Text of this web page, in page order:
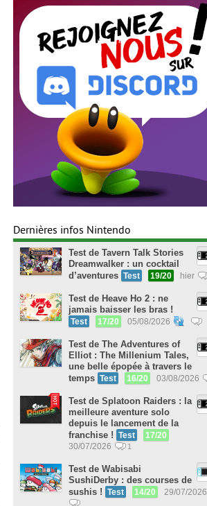
Dernières infos Nintendo
Test de Tavern Talk Stories
Dreamwalker : un cocktail
d’aventures Test 19/20 hier
Test de Heave Ho 2 : ne
jamais baisser les bras !
Test 17/20 05/08/2026
Test de The Adventures of
Elliot : The Millenium Tales,
une belle épopée à travers le
temps Test 16/20 03/08/2026
Test de Splatoon Raiders : la
meilleure aventure solo
depuis le lancement de la
franchise !
Test
17/20
30/07/2026
1
Test de Wabisabi
SushiDerby : des courses de
sushis !
Test 14/20 29/07/2026